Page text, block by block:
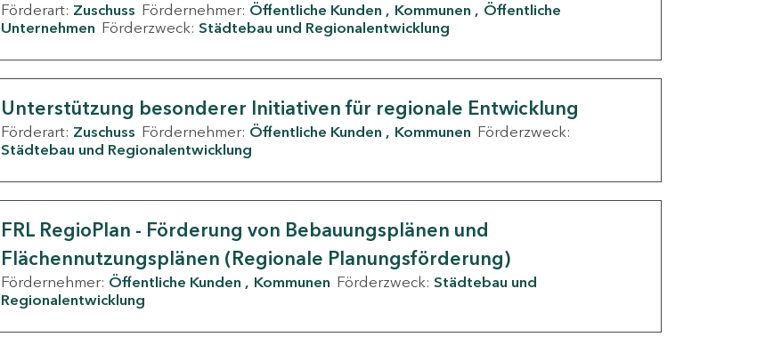
Förderart: Zuschuss Fördernehmer: Öffentliche Kunden Kommunen
Öffentliche
Unternehmen Förderzweck: Städtebau und Regionalentwicklung
Unterstützung besonderer Initiativen für regionale Entwicklung
Förderart: Zuschuss Fördernehmer: Öffentliche Kunden Kommunen Förderzweck:
Städtebau und Regionalentwicklung
FRL RegioPlan - Förderung von Bebauungsplänen und
Flächennutzungsplänen (Regionale Planungsförderung)
Fördernehmer: Öffentliche Kunden Kommunen Förderzweck: Städtebau und
Regionalentwicklung